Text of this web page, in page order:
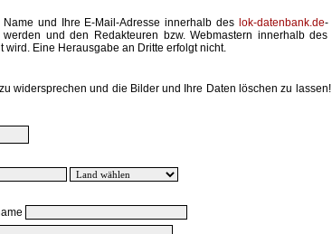
und Ihre E-Mail-Adresse innerhalb des lok-datenbank.de-
und den Redakteuren bzw. Webmastern innerhalb des
Eine Herausgabe an Dritte erfolgt nicht.
widersprechen und die Bilder und Ihre Daten löschen zu lassen!